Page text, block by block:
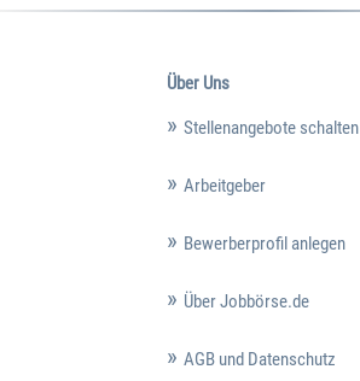
Über Uns
Stellenangebote schalten
Arbeitgeber
Bewerberprofil anlegen
Über Jobbörse.de
AGB und Datenschutz